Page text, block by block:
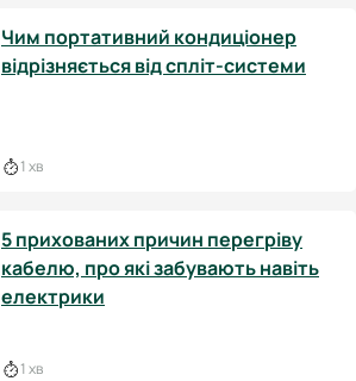
Чим портативний кондиціонер
відрізняється від спліт-системи
1 хв
5 прихованих причин перегріву
кабелю, про які забувають навіть
електрики
1 хв